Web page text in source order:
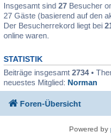
Insgesamt sind 27 Besucher
27 Gäste (basierend auf den
Der Besucherrekord liegt bei
online waren.
STATISTIK
Beiträge insgesamt 2734 •
neuestes Mitglied: Norman
Foren-Übersicht
Powered by